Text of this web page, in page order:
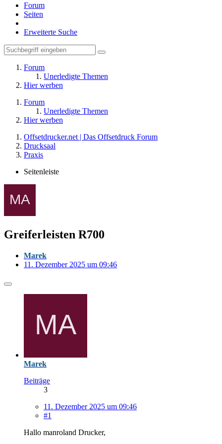
Forum
Seiten
Erweiterte Suche
Forum
Unerledigte Themen
Hier werben
Forum
Unerledigte Themen
Hier werben
Offsetdrucker.net | Das Offsetdruck Forum
Drucksaal
Praxis
Seitenleiste
Greiferleisten R700
Marek
11. Dezember 2025 um 09:46
Marek
Beiträge
3
11. Dezember 2025 um 09:46
#1
Hallo manroland Drucker,